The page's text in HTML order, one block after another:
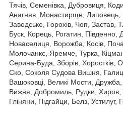
Тячів, Семенівка, Дубровиця,
Анагняв, Монастирще, Липовець,
Заводське, Горохів, Чоп, Застав,
Буск, Корець, Рогатин, Південно,
Новаселиця, Ворожба, Косів,
Молочанкс, Яремче, Турка,
Серина-Буда, Зборів, Хоростків,
Ско, Соколя Судова Вишня,
Вашоковці, Великі Мости,
Вижня, Добромиль, Рудки, Хиров,
Гліняни, Підгайци, Белз, Устилуг,